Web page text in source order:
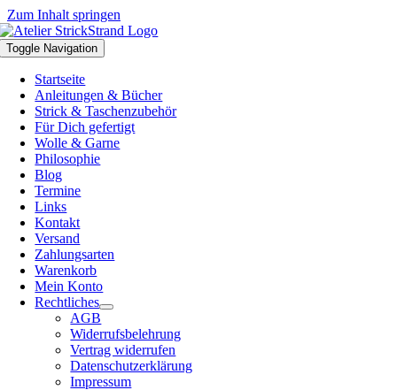
Zum Inhalt springen
Toggle Navigation
Startseite
Anleitungen & Bücher
Strick & Taschenzubehör
Für Dich gefertigt
Wolle & Garne
Philosophie
Blog
Termine
Links
Kontakt
Versand
Zahlungsarten
Warenkorb
Mein Konto
Rechtliches
AGB
Widerrufsbelehrung
Vertrag widerrufen
Datenschutzerklärung
Impressum